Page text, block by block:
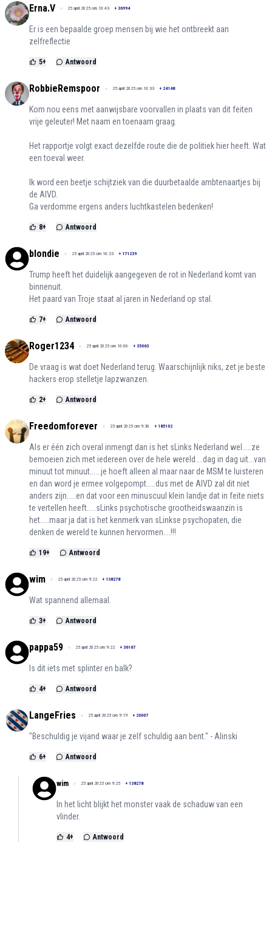
Erna.V 25 april 2025 om 10:43 + 36994
Er is een bepaalde groep mensen bij wie het ontbreekt aan
zelfreflectie
5+ Antwoord
RobbieRemspoor 25 april 2025 om 10:33 + 24148
Kom nou eens met aanwijsbare voorvallen in plaats van dit feiten
vrije geleuter! Met naam en toenaam graag.
Het rapportje volgt exact dezelfde route die de politiek hier heeft. Wat
een toeval weer.
Ik word een beetje schijtziek van die duurbetaalde ambtenaartjes bij
de AIVD.
Ga verdomme ergens anders luchtkastelen bedenken!
8+ Antwoord
blondie 25 april 2025 om 10:23 + 171239
Trump heeft het duidelijk aangegeven de rot in Nederland komt van
binnenuit.
Het paard van Troje staat al jaren in Nederland op stal.
7+ Antwoord
Roger1234 25 april 2025 om 10:06 + 35063
De vraag is wat doet Nederland terug. Waarschijnlijk niks, zet je beste
hackers erop stelletje lapzwanzen.
2+ Antwoord
Freedomforever 25 april 2025 om 9:30 + 185102
Als er één zich overal inmengt dan is het sLinks Nederland wel.....ze
bemoeien zich met iedereen over de hele wereld....dag in dag uit...van
minuut tot minuut......je hoeft alleen al maar naar de MSM te luisteren
en dan word je ermee volgepompt.....dus met de AIVD zal dit niet
anders zijn.....en dat voor een minuscuul klein landje dat in feite niets
te vertellen heeft.....sLinks psychotische grootheidswaanzin is
het.....maar ja dat is het kenmerk van sLinkse psychopaten, die
denken de wereld te kunnen hervormen....!!!
19+ Antwoord
wim 25 april 2025 om 9:22 + 138278
Wat spannend allemaal.
3+ Antwoord
pappa59 25 april 2025 om 9:22 + 36167
Is dit iets met splinter en balk?
4+ Antwoord
LangeFries 25 april 2025 om 9:19 + 20007
"Beschuldig je vijand waar je zelf schuldig aan bent." - Alinski
6+ Antwoord
wim 25 april 2025 om 9:25 + 138278
In het licht blijkt het monster vaak de schaduw van een
vlinder.
4+ Antwoord